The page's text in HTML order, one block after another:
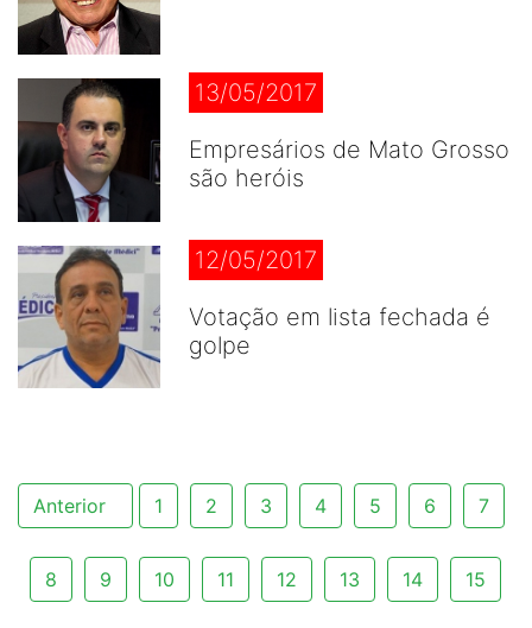
13/05/2017
Empresários de Mato Grosso
são heróis
12/05/2017
Votação em lista fechada é
golpe
Anterior 1 2 3 4 5 6 7
8 9 10 11 12 13 14 15